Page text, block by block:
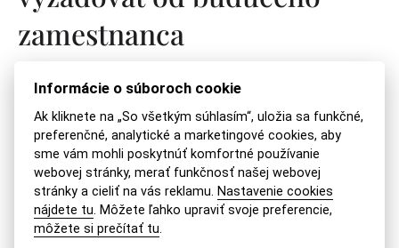
zamestnanca
Ustanovenia Zákonníka práce negatívnym
spôsobom vymedzujú okruh informácií, ktoré
zamestnávateľ nesmie vyžadovať od budúceho
zamestnanca. Uvedené ustanovenie sleduje
predovšetkým ochranu súkromia fyzickej osoby,
ktorá sa uchádza o prácu. Zákonník práce výslovne
vylučuje právo zamestnávateľa požadovať
Informácie o súboroch cookie
Ak kliknete na „So všetkým súhlasím“, uložia sa funkčné,
preferenčné, analytické a marketingové cookies, aby
sme vám mohli poskytnúť komfortné používanie
webovej stránky, merať funkčnosť našej webovej
stránky a cieliť na vás reklamu. Nastavenie cookies
nájdete tu. Môžete ľahko upraviť svoje preferencie,
môžete si prečítať tu.